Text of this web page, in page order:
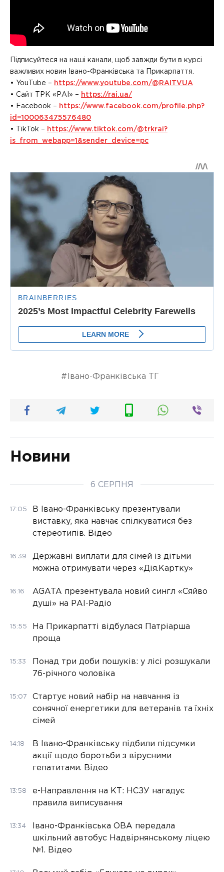
Підписуйтеся на наші канали, щоб завжди бути в курсі
важливих новин Івано-Франківська та Прикарпаття.
• YouTube – https://www.youtube.com/@RAITVUA
• Сайт ТРК «РАІ» – https://rai.ua/
• Facebook – https://www.facebook.com/profile.php?
id=100063475576480
• TikTok – https://www.tiktok.com/@trkrai?
is_from_webapp=1&sender_device=pc
Івано-Франківська ТГ
Новини
6 СЕРПНЯ
17:05
В Івано-Франківську презентували
виставку, яка навчає спілкуватися без
стереотипів. Відео
16:39
Державні виплати для сімей із дітьми
можна отримувати через «Дія.Картку»
16:16
AGATA презентувала новий сингл «Сяйво
душі» на РАІ-Радіо
15:55
На Прикарпатті відбулася Патріарша
проща
15:33
Понад три доби пошуків: у лісі розшукали
76-річного чоловіка
15:07
Стартує новий набір на навчання із
сонячної енергетики для ветеранів та їхніх
сімей
14:18
В Івано-Франківську підбили підсумки
акції щодо боротьби з вірусними
гепатитами. Відео
13:58
е-Направлення на КТ: НСЗУ нагадує
правила виписування
13:34
Івано-Франківська ОВА передала
шкільний автобус Надвірнянському ліцею
№1. Відео